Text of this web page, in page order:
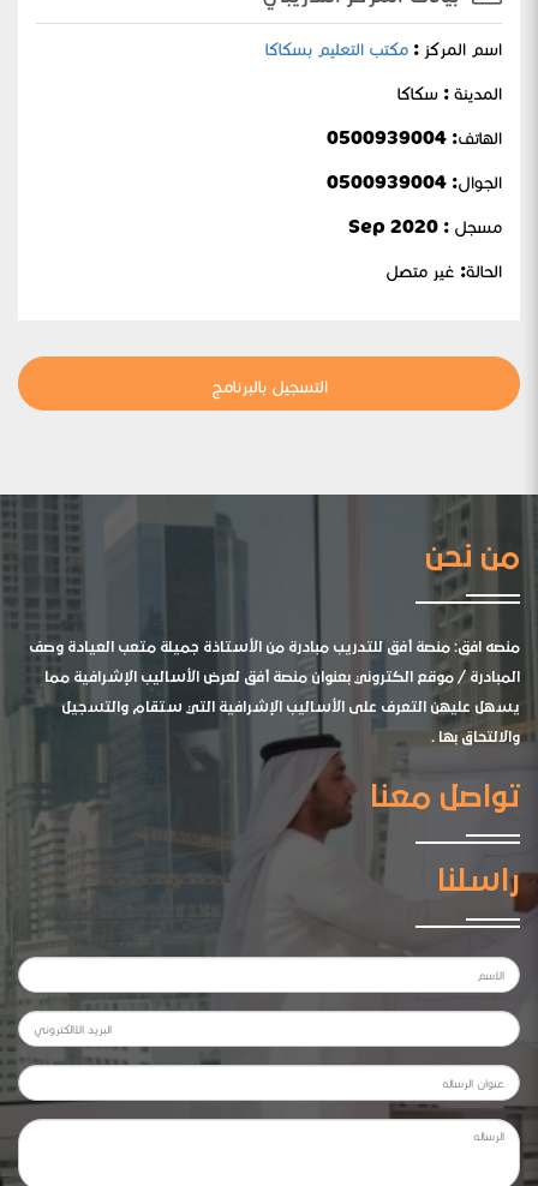
اسم المركز : مكتب التعليم بسكاكا
المدينة : سكاكا
الهاتف: 0500939004
الجوال:
مسجل : Sep 2020
الحالة: غير متصل
التسجيل بالبرنامج
من نحن
منصه افق: منصة أفق للتدريب مبادرة من الأستاذة جميلة متعب العيادة وصف
المبادرة / موقع الكتروني بعنوان منصة أفق لعرض الأساليب الإشرافية مما
يسهل عليهن التعرف على الأساليب الإشرافية التي ستقام والتسجيل
والالتحاق بها .
تواصل معنا
راسلنا